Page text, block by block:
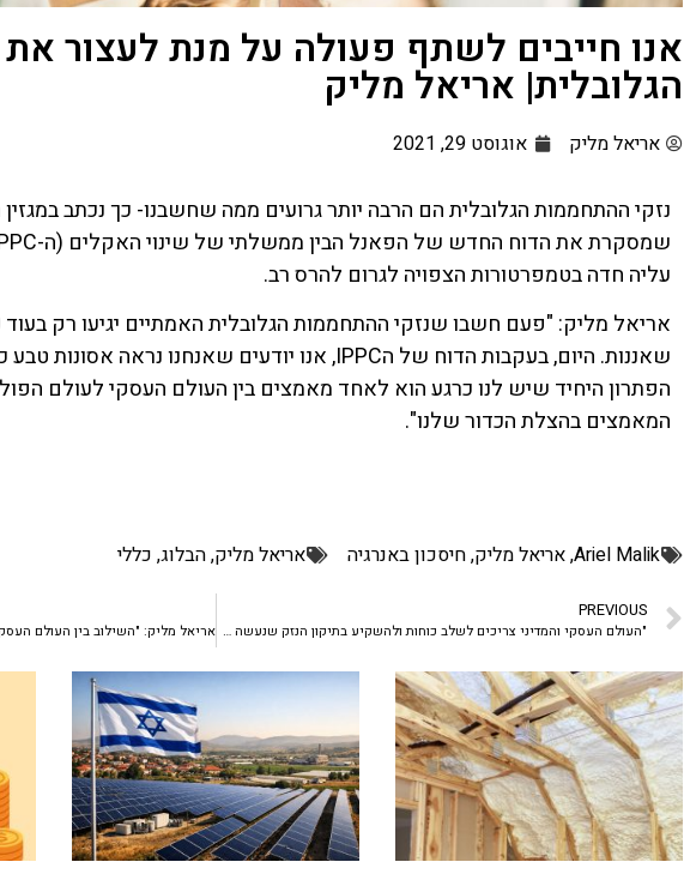
אנו חייבים לשתף פעולה על מנת לעצור
הגלובלית| אריאל מליק
אריאל מליק אוגוסט 29, 2021
נזקי ההתחממות הגלובלית הם הרבה יותר גרועים ממה שחשבנו- כך נכתב במגזין
עליה חדה בטמפרטורות הצפויה לגרום להרס רב.
הפתרון היחיד שיש לנו כרגע הוא לאחד מאמצים בין העולם העסקי לעולם
המאמצים בהצלת הכדור שלנו".
Ariel Malik
,אריאל מליק,חיסכון באנרגיה אריאל מליק,הבלוג, כללי
PREVIOUS
"העולם העסקי והמדיני צריכים לשלב כוחות ולהשקיע בתיקון הנזק שנעשה על ידי האדם" | אריאל מליק